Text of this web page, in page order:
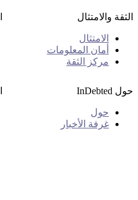
الثقة والامتثال
الامتثال
أمان المعلومات
مركز الثقة
حول InDebted
حول
غرفة الأخبار